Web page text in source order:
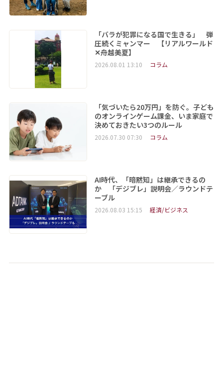
「バラが犯罪になる国で生きる」 弾
圧続くミャンマー 【リアルワールド
✕舟越美夏】
2026.08.01 13:10 コラム
「気づいたら20万円」を防ぐ。子ども
のオンラインゲーム課金、いま家庭で
決めておきたい3つのルール
2026.07.30 07:30 コラム
AI時代、「暗黙知」は継承できるの
か 「デジブレ」説明会／ラウンドテ
ーブル
2026.08.03 15:15 経済/ビジネス